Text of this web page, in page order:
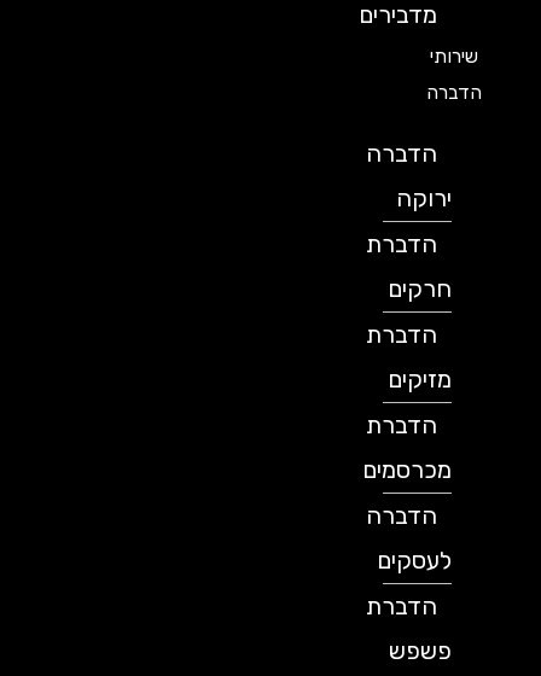
מדבירים
שירותי
הדברה
הדברה
ירוקה
הדברת
חרקים
הדברת
מזיקים
הדברת
מכרסמים
הדברה
לעסקים
הדברת
פשפש